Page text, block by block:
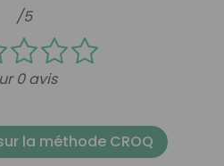
/5
0 avis
la méthode CROQ